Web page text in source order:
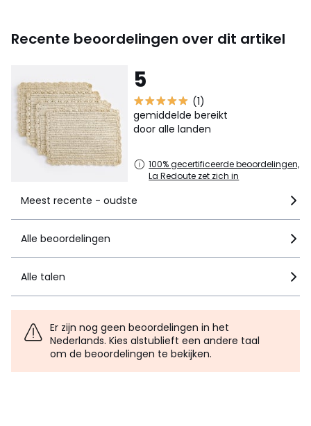
Recente beoordelingen over dit artikel
5
(1)
gemiddelde bereikt
door alle landen
100% gecertificeerde beoordelingen,
La Redoute zet zich in
Meest recente - oudste
Alle beoordelingen
Alle talen
Er zijn nog geen beoordelingen in het
Nederlands. Kies alstublieft een andere taal
om de beoordelingen te bekijken.